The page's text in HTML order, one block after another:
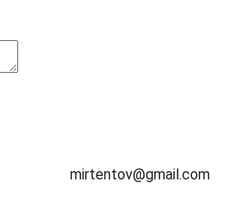
mirtentov@gmail.com